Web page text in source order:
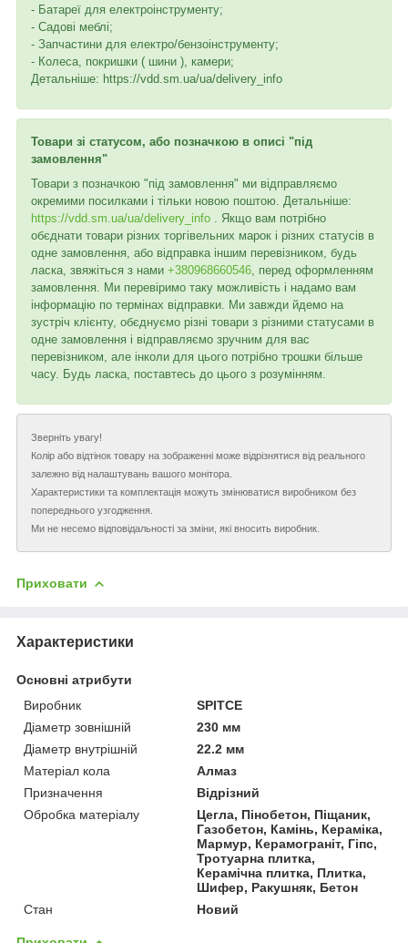
- Батареї для електроінструменту;
- Садові меблі;
- Запчастини для електро/бензоінструменту;
- Колеса, покришки ( шини ), камери;
Детальніше: https://vdd.sm.ua/ua/delivery_info
Товари зі статусом, або позначкою в описі "під
замовлення"
Товари з позначкою "під замовлення" ми відправляємо
окремими посилками і тільки новою поштою. Детальніше:
https://vdd.sm.ua/ua/delivery_info . Якщо вам потрібно
обєднати товари різних торгівельних марок і різних статусів в
одне замовлення, або відправка іншим перевізником, будь
ласка, звяжіться з нами +380968660546 , перед оформленням
замовлення. Ми перевіримо таку можливість і надамо вам
інформацію по термінах відправки. Ми завжди йдемо на
зустріч клієнту, обєднуємо різні товари з різними статусами в
одне замовлення і відправляємо зручним для вас
перевізником, але інколи для цього потрібно трошки більше
часу. Будь ласка, поставтесь до цього з розумінням.
Зверніть увагу!
Колір або відтінок товару на зображенні може відрізнятися від реального
залежно від налаштувань вашого монітора.
Характеристики та комплектація можуть змінюватися виробником без
попереднього узгодження.
Ми не несемо відповідальності за зміни, які вносить виробник.
Приховати
Характеристики
Основні атрибути
Виробник
SPITCE
Діаметр зовнішній
230 мм
Діаметр внутрішній
22.2 мм
Матеріал кола
Алмаз
Призначення
Відрізний
Обробка матеріалу
Цегла, Пінобетон, Піщаник,
Газобетон, Камінь, Кераміка,
Мармур, Керамограніт, Гіпс,
Тротуарна плитка,
Керамічна плитка, Плитка,
Шифер, Ракушняк, Бетон
Стан
Новий